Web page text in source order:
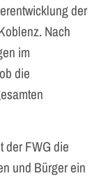
der
Nach
im
die
der FWG die
und Bürger ein